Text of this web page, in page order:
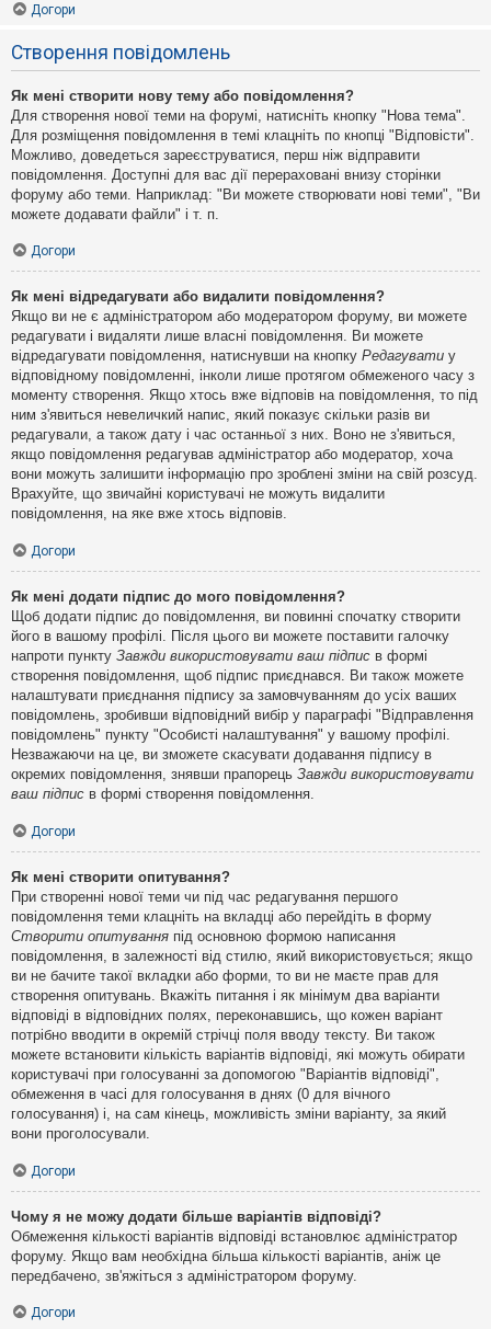
Догори
Створення повідомлень
Як мені створити нову тему або повідомлення?
Для створення нової теми на форумі, натисніть кнопку "Нова тема".
Для розміщення повідомлення в темі клацніть по кнопці "Відповісти".
Можливо, доведеться зареєструватися, перш ніж відправити
повідомлення. Доступні для вас дії перераховані внизу сторінки
форуму або теми. Наприклад: "Ви можете створювати нові теми", "Ви
можете додавати файли" і т. п.
Догори
Як мені відредагувати або видалити повідомлення?
Якщо ви не є адміністратором або модератором форуму, ви можете
редагувати і видаляти лише власні повідомлення. Ви можете
відредагувати повідомлення, натиснувши на кнопку Редагувати у
відповідному повідомленні, інколи лише протягом обмеженого часу з
моменту створення. Якщо хтось вже відповів на повідомлення, то під
ним з'явиться невеличкий напис, який показує скільки разів ви
редагували, а також дату і час останньої з них. Воно не з'явиться,
якщо повідомлення редагував адміністратор або модератор, хоча
вони можуть залишити інформацію про зроблені зміни на свій розсуд.
Врахуйте, що звичайні користувачі не можуть видалити
повідомлення, на яке вже хтось відповів.
Догори
Як мені додати підпис до мого повідомлення?
Щоб додати підпис до повідомлення, ви повинні спочатку створити
його в вашому профілі. Після цього ви можете поставити галочку
напроти пункту Завжди використовувати ваш підпис в формі
створення повідомлення, щоб підпис приєднався. Ви також можете
налаштувати приєднання підпису за замовчуванням до усіх ваших
повідомлень, зробивши відповідний вибір у параграфі "Відправлення
повідомлень" пункту "Особисті налаштування" у вашому профілі.
Незважаючи на це, ви зможете скасувати додавання підпису в
окремих повідомлення, знявши прапорець Завжди використовувати
ваш підпис в формі створення повідомлення.
Догори
Як мені створити опитування?
При створенні нової теми чи під час редагування першого
повідомлення теми клацніть на вкладці або перейдіть в форму
Створити опитування під основною формою написання
повідомлення, в залежності від стилю, який використовується; якщо
ви не бачите такої вкладки або форми, то ви не маєте прав для
створення опитувань. Вкажіть питання і як мінімум два варіанти
відповіді в відповідних полях, переконавшись, що кожен варіант
потрібно вводити в окремій стрічці поля вводу тексту. Ви також
можете встановити кількість варіантів відповіді, які можуть обирати
користувачі при голосуванні за допомогою "Варіантів відповіді",
обмеження в часі для голосування в днях (0 для вічного
голосування) і, на сам кінець, можливість зміни варіанту, за який
вони проголосували.
Догори
Чому я не можу додати більше варіантів відповіді?
Обмеження кількості варіантів відповіді встановлює адміністратор
форуму. Якщо вам необхідна більша кількості варіантів, аніж це
передбачено, зв'яжіться з адміністратором форуму.
Догори